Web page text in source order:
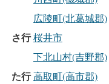
広陵町(北葛城郡)
さ行桜井市
下北山村(吉野郡)
た行高取町(高市郡)